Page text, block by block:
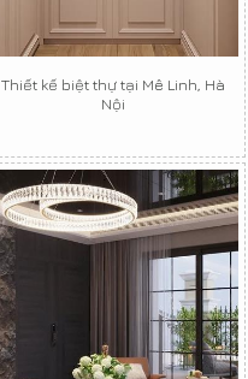
Thiết kế biệt thự tại Mê Linh, Hà
Nội